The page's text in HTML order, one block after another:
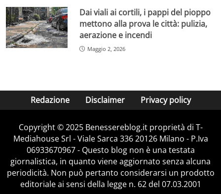
Dai viali ai cortili, i pappi del pioppo
mettono alla prova le città: pulizia,
aerazione e incendi
Maggio 2, 2026
Redazione Disclaimer Privacy policy
Copyright © 2025 Benessereblog.it proprietà di T-
Mediahouse Srl - Viale Sarca 336 20126 Milano - P.Iva
06933670967 - Questo blog non è una testata
giornalistica, in quanto viene aggiornato senza alcuna
periodicità. Non può pertanto considerarsi un prodotto
editoriale ai sensi della legge n. 62 del 07.03.2001